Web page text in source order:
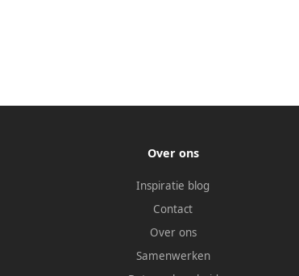
Over ons
Inspiratie blog
Contact
Over ons
Samenwerken